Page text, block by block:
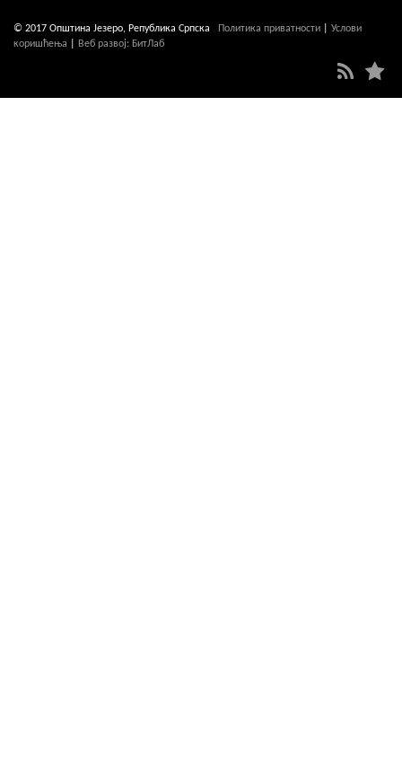
© 2017 Општина Језеро, Република Српска Политика приватности
Услови
коришћења
Веб развој: БитЛаб